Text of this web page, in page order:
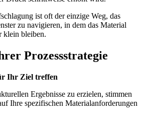
ist oft der einzige Weg, das
zu navigieren, in dem das Material
klein bleiben.
Prozessstrategie
Ihr Ziel treffen
Ergebnisse zu erzielen, stimmen
Ihre spezifischen Materialanforderungen